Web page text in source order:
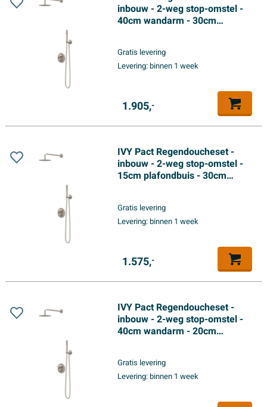
inbouw - 2-weg stop-omstel -
40cm wandarm - 30cm
doucheslang - satin spray
handdouche - Geborsteld
Gratis levering
Levering:binnen 1 week
1.905,-
IVY Pact Regendoucheset -
inbouw - 2-weg stop-omstel -
15cm plafondbuis - 30cm
doucheslang - 3-standen
handdouche - Geborsteld
Gratis levering
Levering:binnen 1 week
1.575,-
IVY Pact Regendoucheset -
inbouw - 2-weg stop-omstel -
40cm wandarm - 20cm
doucheslang - satin spray
handdouche - Geborsteld
Gratis levering
Levering:binnen 1 week